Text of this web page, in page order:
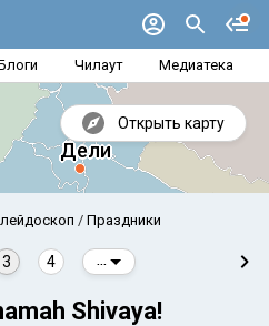
Чилаут Медиатека
Открыть карту
Праздники
3 4
Shivaya!